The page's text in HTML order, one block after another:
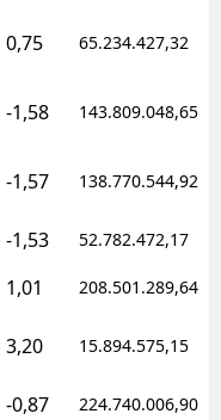
0,75 65.234.427,32
-1,58 143.809.048,65
-1,57 138.770.544,92
-1,53 52.782.472,17
1,01 208.501.289,64
3,20 15.894.575,15
-0,87 224.740.006,90